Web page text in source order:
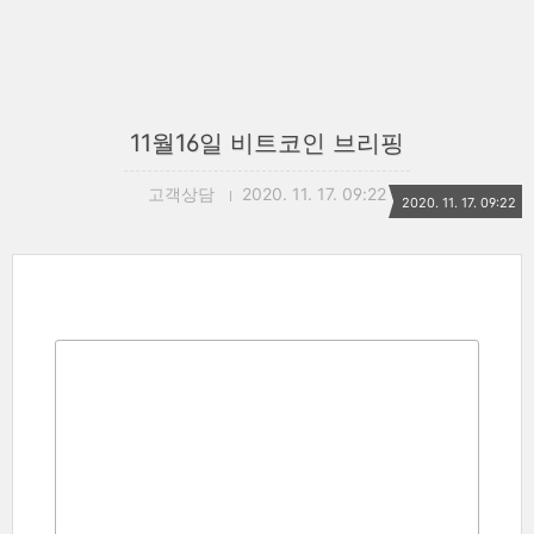
11월16일 비트코인 브리핑
고객상담 2020. 11. 17. 09:22 2020. 11. 17. 09:22